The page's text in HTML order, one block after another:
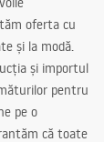
oferta cu
și la modă.
și importul
pentru
pe o
că toate